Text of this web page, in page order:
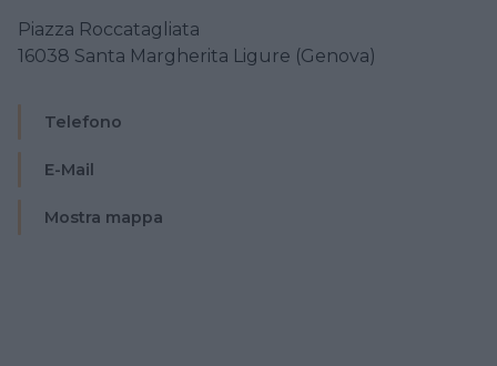
Piazza Roccatagliata
16038 Santa Margherita Ligure (Genova)
Telefono
E-Mail
Mostra mappa